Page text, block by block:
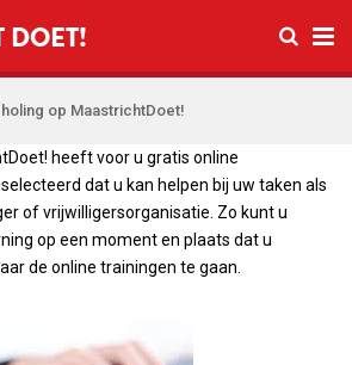
Open
DOET!
op MaastrichtDoet!
heeft voor u gratis online
dat u kan helpen bij uw taken als
of vrijwilligersorganisatie. Zo kunt u
op een moment en plaats dat u
de online trainingen te gaan.